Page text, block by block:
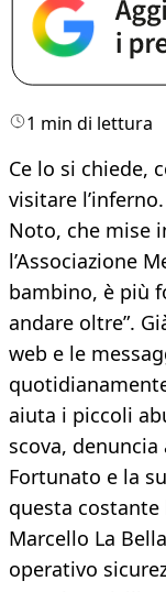
1 min di lettura
Ce lo si chiede,
visitare
Noto, che mise
l’Associazione
bambino, è più
andare oltre”.
web e le
aiuta i piccoli
scova, denuncia
Fortunato e la
questa
Marcello La
operativo